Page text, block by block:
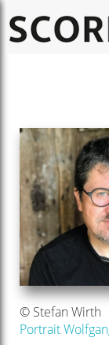
© Stefan Wirth
Portrait